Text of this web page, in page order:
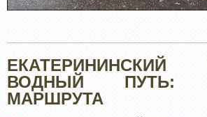
ВОДНЫЙ ПУТЬ:
МАРШРУТА